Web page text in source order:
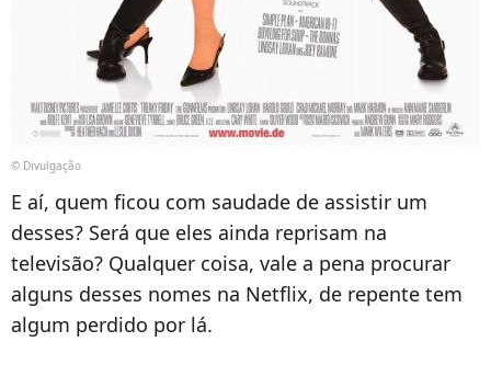
© Divulgação
E aí, quem ficou com saudade de assistir um
desses? Será que eles ainda reprisam na
televisão? Qualquer coisa, vale a pena procurar
alguns desses nomes na Netflix, de repente tem
algum perdido por lá.